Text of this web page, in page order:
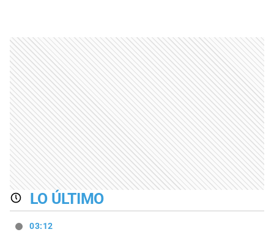
LO ÚLTIMO
03:12